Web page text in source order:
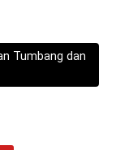
Tumbang dan